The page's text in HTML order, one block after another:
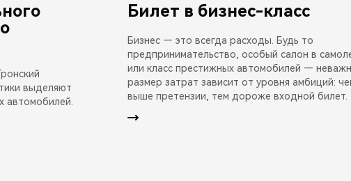
выделяют
автомобилей.
Билет в бизнес-класс
Бизнес — это всегда расходы. Будь то
предпринимательство, особый салон в
или класс престижных автомобилей —
размер затрат зависит от уровня амбиций:
выше претензии, тем дороже входной билет.